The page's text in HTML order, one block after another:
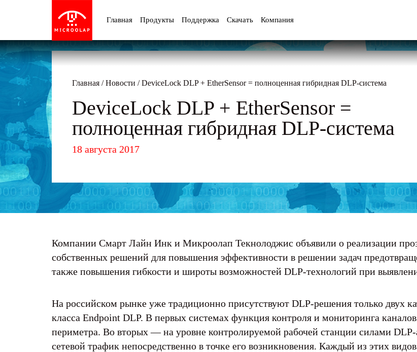
Главная Продукты Поддержка Скачать Компания
Главная /Новости /DeviceLock DLP + EtherSensor = полноценная гибридная DLP-система
DeviceLock DLP + EtherSensor =
полноценная гибридная DLP-система
18 августа 2017
Компании Смарт Лайн Инк и Микроолап Текнолоджис объявили о реализации
собственных решений для повышения эффективности в решении задач
также повышения гибкости и широты возможностей DLP-технологий при
На российском рынке уже традиционно присутствуют DLP-решения только двух
класса Endpoint DLP. В первых системах функция контроля и мониторинга
периметра. Во вторых — на уровне контролируемой рабочей станции силами
сетевой трафик непосредственно в точке его возникновения. Каждый из этих